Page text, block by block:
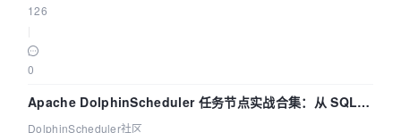
126
0
Apache DolphinScheduler 任务节点实战合集：从 SQL、
DataX 到 Spark、Flink 一次配置全打通
DolphinScheduler社区